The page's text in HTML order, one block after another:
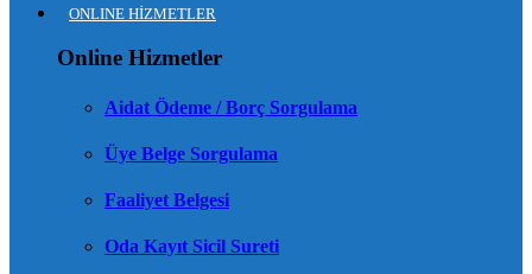
ONLINE HİZMETLER
Online Hizmetler
Aidat Ödeme / Borç Sorgulama
Üye Belge Sorgulama
Faaliyet Belgesi
Oda Kayıt Sicil Sureti